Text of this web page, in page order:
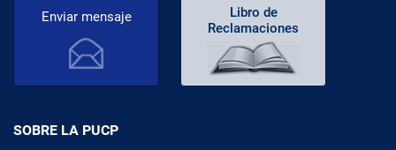
Enviar mensaje
Libro de
Reclamaciones
SOBRE LA PUCP